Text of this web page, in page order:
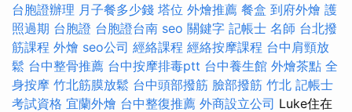
台胞證辦理 月子餐多少錢 塔位 外燴推薦 餐盒 到府外燴 護
照過期 台胞證 台胞證台南 seo 關鍵字 記帳士 名師 台北撥
筋課程 外燴 seo公司 經絡課程 經絡按摩課程 台中肩頸放
鬆 台中整骨推薦 台中按摩排毒ptt 台中養生館 外燴茶點 全
身按摩 竹北筋膜放鬆 台中頭部撥筋 臉部撥筋 竹北 記帳士
考試資格 宜蘭外燴 台中整復推薦 外商設立公司 Luke住在